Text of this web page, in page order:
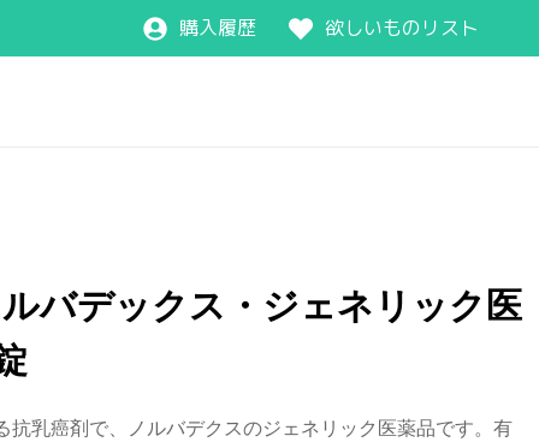
購入履歴 欲しいものリスト
バデックス・ジェネリック医
抗乳癌剤で、ノルバデクスのジェネリック医薬品です。有